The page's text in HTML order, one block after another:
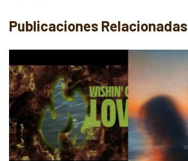
Publicaciones Relacionadas